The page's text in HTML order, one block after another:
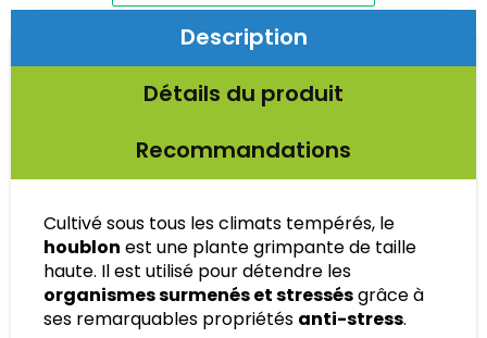
Description
Détails du produit
Recommandations
Cultivé sous tous les climats tempérés, le
houblon est une plante grimpante de taille
haute. Il est utilisé pour détendre les
organismes surmenés et stressésgrâce à
ses remarquables propriétés anti-stress.